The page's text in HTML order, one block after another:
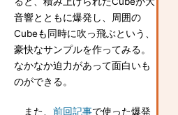
音響とともに爆発し、周囲の
Cubeも同時に吹っ飛ぶという、
豪快なサンプルを作ってみる。
なかなか迫力があって面白いも
のができる。
また、 前回記事で使った爆発